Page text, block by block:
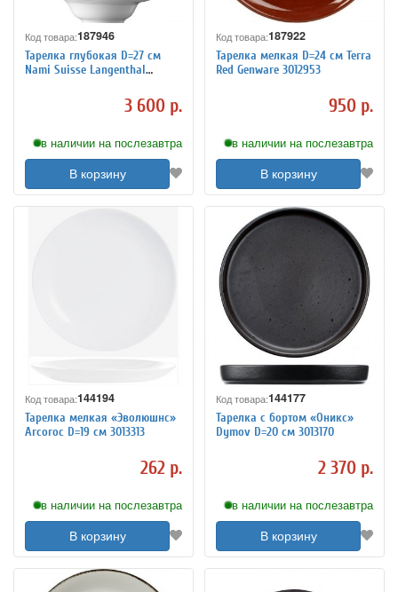
Код товара:187946
Тарелка глубокая D=27 см
Nami Suisse Langenthal
3 600 р.
в наличии на послезавтра
В корзину
Код товара:187922
Тарелка мелкая D=24 см Terra
Red Genware 3012953
950 р.
в наличии на послезавтра
В корзину
Код товара:144194
Тарелка мелкая «Эволюшнс»
Arcoroc D=19 см 3013313
262 р.
в наличии на послезавтра
В корзину
Код товара:144177
Тарелка с бортом «Оникс»
Dymov D=20 см 3013170
2 370 р.
в наличии на послезавтра
В корзину